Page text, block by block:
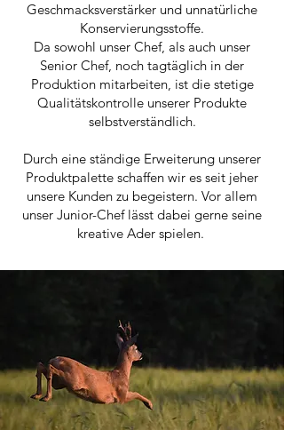
Geschmacksverstärker und unnatürliche
Konservierungsstoffe.
Da sowohl unser Chef, als auch unser
Senior Chef, noch tagtäglich in der
Produktion mitarbeiten, ist die stetige
Qualitätskontrolle unserer Produkte
selbstverständlich.
Durch eine ständige Erweiterung unserer
Produktpalette schaffen wir es seit jeher
unsere Kunden zu begeistern. Vor allem
unser Junior-Chef lässt dabei gerne seine
kreative Ader spielen.